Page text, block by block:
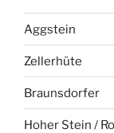
Aggstein
Zellerhüte
Braunsdorfer
Hoher Stein /